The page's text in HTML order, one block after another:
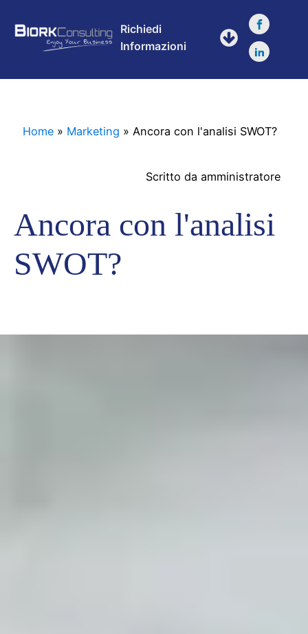
Richiedi
Informazioni
Home » Marketing » Ancora con l'analisi SWOT?
Scritto da amministratore
Ancora con l'analisi
SWOT?